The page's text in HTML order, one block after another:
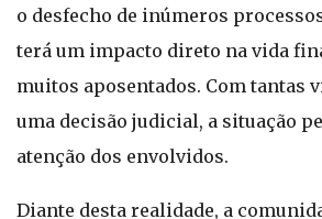
o desfecho de inúmeros
terá um impacto direto na vida
muitos aposentados. Com tantas
uma decisão judicial, a situação
atenção dos envolvidos.
Diante desta realidade, a